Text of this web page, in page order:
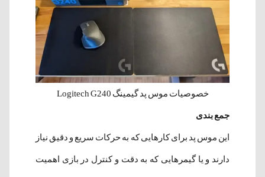
خصوصیات موس پد گیمینگ Logitech G240
جمع بندی
این موس پد برای کارهایی که به حرکات سریع و دقیق نیاز
دارند و یا گیمرهایی که به دقت و کنترل در بازی اهمیت